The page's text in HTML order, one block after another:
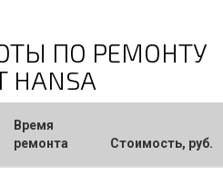
ПО РЕМОНТУ
HANSA
Время
ремонта
Стоимость, руб.